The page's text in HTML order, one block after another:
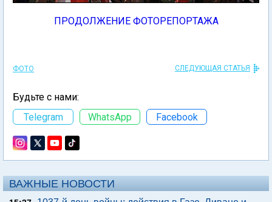
ПРОДОЛЖЕНИЕ ФОТОРЕПОРТАЖА
ФОТО СЛЕДУЮЩАЯ СТАТЬЯ
Будьте с нами:
Telegram
WhatsApp Facebook
ВАЖНЫЕ НОВОСТИ